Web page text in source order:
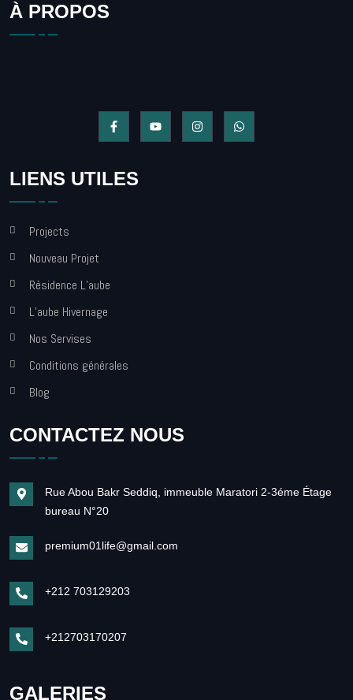
À PROPOS
LIENS UTILES
Projects
Nouveau Projet
Résidence L’aube
L’aube Hivernage
Nos Servises
Conditions générales
Blog
CONTACTEZ NOUS
Rue Abou Bakr Seddiq, immeuble Maratori 2-3éme Étage
bureau N°20
premium01life@gmail.com
+212 703129203
+212703170207
GALERIES